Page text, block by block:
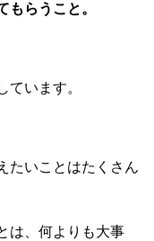
もらうこと。
ています。
たいことはたくさん
は、何よりも大事